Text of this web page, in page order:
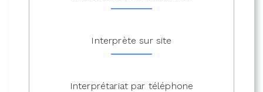
Interprète sur site
Interprétariat par téléphone